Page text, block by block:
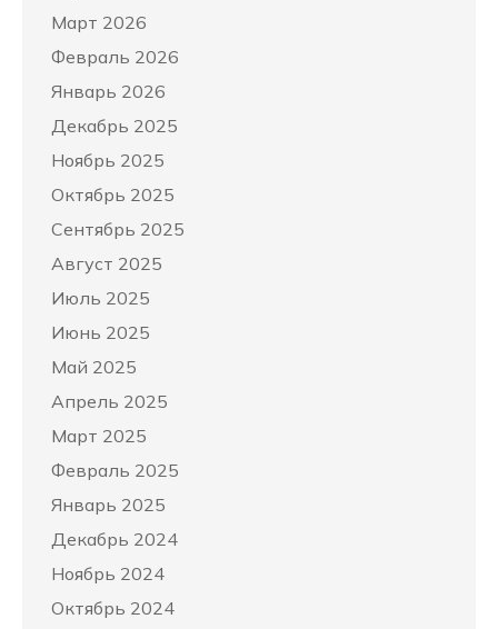
Март 2026
Февраль 2026
Январь 2026
Декабрь 2025
Ноябрь 2025
Октябрь 2025
Сентябрь 2025
Август 2025
Июль 2025
Июнь 2025
Май 2025
Апрель 2025
Март 2025
Февраль 2025
Январь 2025
Декабрь 2024
Ноябрь 2024
Октябрь 2024